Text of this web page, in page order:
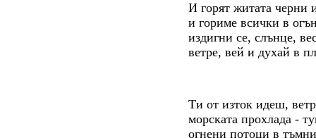
И горят житата черни
и гориме всички в
издигни се, слънце,
ветре, вей и духай в
Ти от изток идеш,
морската прохлада -
огнени потоци в